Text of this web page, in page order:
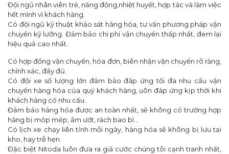
Đội ngũ nhân viên trẻ, năng động,nhiệt huyết, hợp tác và làm việc
hết mình vì khách hàng.
Có đội ngũ kỹ thuật khảo sát hàng hóa, tư vấn phương pháp vận
chuyển kỹ lưỡng. Đảm bảo chi phí vận chuyển thấp nhất, đem lại
hiệu quả cao nhất.
Có hợp đồng vận chuyển, hóa đơn, biên nhận vận chuyển rõ ràng,
chính xác, đầy đủ.
Có đội xe số lượng lớn đảm bảo đáp ứng tối đa nhu cầu vận
chuyển hàng hóa của quý khách hàng, uôn đáp ứng kịp thời khi
khách hàng có nhu cầu.
Đảm bảo hàng hóa được an toàn nhất, sẽ không có trường hợp
hàng bị móp mép, ẩm ướt, rách bao bì...
Có lịch xe chạy liên tỉnh mỗi ngày, hàng hóa sẽ không bị lưu tại
kho, hay trễ hẹn.
Đặc biệt Nitoda luôn đưa ra giá cước chúng tôi cạnh tranh nhất,